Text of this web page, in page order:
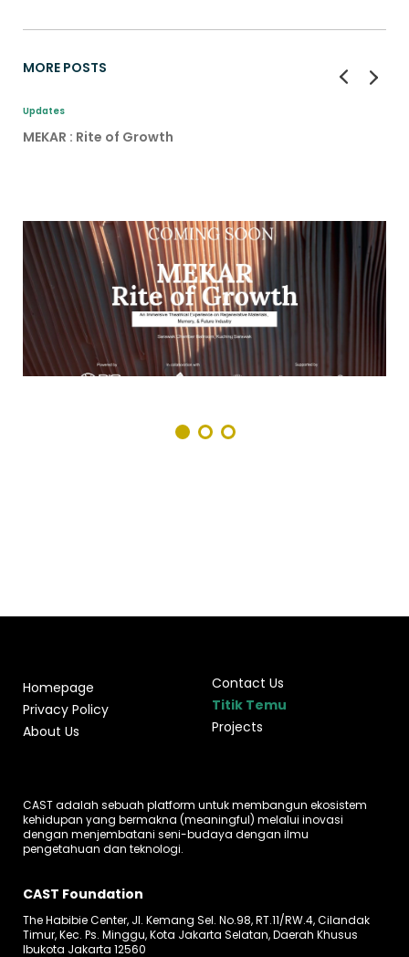
MORE POSTS
Updates
MEKAR : Rite of Growth
Homepage
Privacy Policy
About Us
Contact Us
Titik Temu
Projects
CAST adalah sebuah platform untuk membangun ekosistem
kehidupan yang bermakna (meaningful) melalui inovasi
dengan menjembatani seni-budaya dengan ilmu
pengetahuan dan teknologi.
CAST Foundation
The Habibie Center, Jl. Kemang Sel. No.98, RT.11/RW.4, Cilandak
Timur, Kec. Ps. Minggu, Kota Jakarta Selatan, Daerah Khusus
Ibukota Jakarta 12560